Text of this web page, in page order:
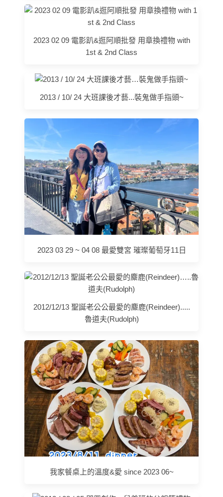
2023 02 09 電影趴&逛阿順批發 用章換禮物 with
1st & 2nd Class
2013 / 10/ 24 大班課後才藝...裝鬼做手指頭~
2023 03 29 ~ 04 08 最愛雙宮 璀璨葡萄牙11日
2012/12/13 聖誕老公公最愛的麋鹿(Reindeer).....
魯道夫(Rudolph)
我家餐桌上的溫度&愛 since 2023 06~